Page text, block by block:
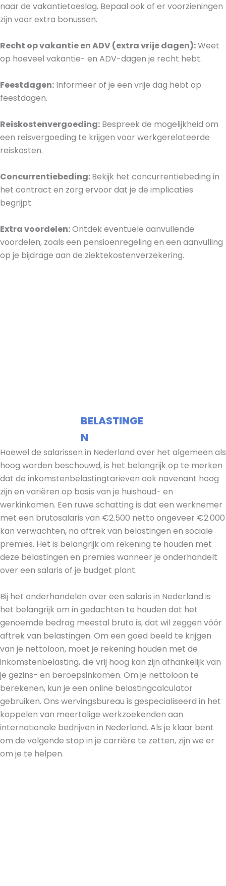
naar de vakantietoeslag. Bepaal ook of er voorzieningen
zijn voor extra bonussen.
Recht op vakantie en ADV (extra vrije dagen):Weet
op hoeveel vakantie- en ADV-dagen je recht hebt.
Feestdagen: Informeer of je een vrije dag hebt op
feestdagen.
Reiskostenvergoeding: Bespreek de mogelijkheid om
een reisvergoeding te krijgen voor werkgerelateerde
reiskosten.
Concurrentiebeding:Bekijk het concurrentiebeding in
het contract en zorg ervoor dat je de implicaties
begrijpt.
Extra voordelen:Ontdek eventuele aanvullende
voordelen, zoals een pensioenregeling en een aanvulling
op je bijdrage aan de ziektekostenverzekering.
BELASTINGE
N
Hoewel de salarissen in Nederland over het algemeen als
hoog worden beschouwd, is het belangrijk op te merken
dat de inkomstenbelastingtarieven ook navenant hoog
zijn en variëren op basis van je huishoud- en
werkinkomen. Een ruwe schatting is dat een werknemer
met een brutosalaris van €2.500 netto ongeveer €2.000
kan verwachten, na aftrek van belastingen en sociale
premies. Het is belangrijk om rekening te houden met
deze belastingen en premies wanneer je onderhandelt
over een salaris of je budget plant.
Bij het onderhandelen over een salaris in Nederland is
het belangrijk om in gedachten te houden dat het
genoemde bedrag meestal bruto is, dat wil zeggen vóór
aftrek van belastingen. Om een goed beeld te krijgen
van je nettoloon, moet je rekening houden met de
inkomstenbelasting, die vrij hoog kan zijn afhankelijk van
je gezins- en beroepsinkomen. Om je nettoloon te
berekenen, kun je een online belastingcalculator
gebruiken. Ons wervingsbureau is gespecialiseerd in het
koppelen van meertalige werkzoekenden aan
internationale bedrijven in Nederland. Als je klaar bent
om de volgende stap in je carrière te zetten, zijn we er
om je te helpen.